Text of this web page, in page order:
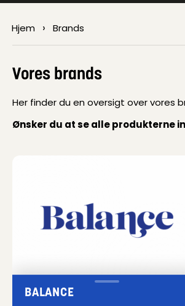
Hjem › Brands
Vores brands
Her finder du en oversigt over vores
Ønsker du at se alle produkterne
BALANCE